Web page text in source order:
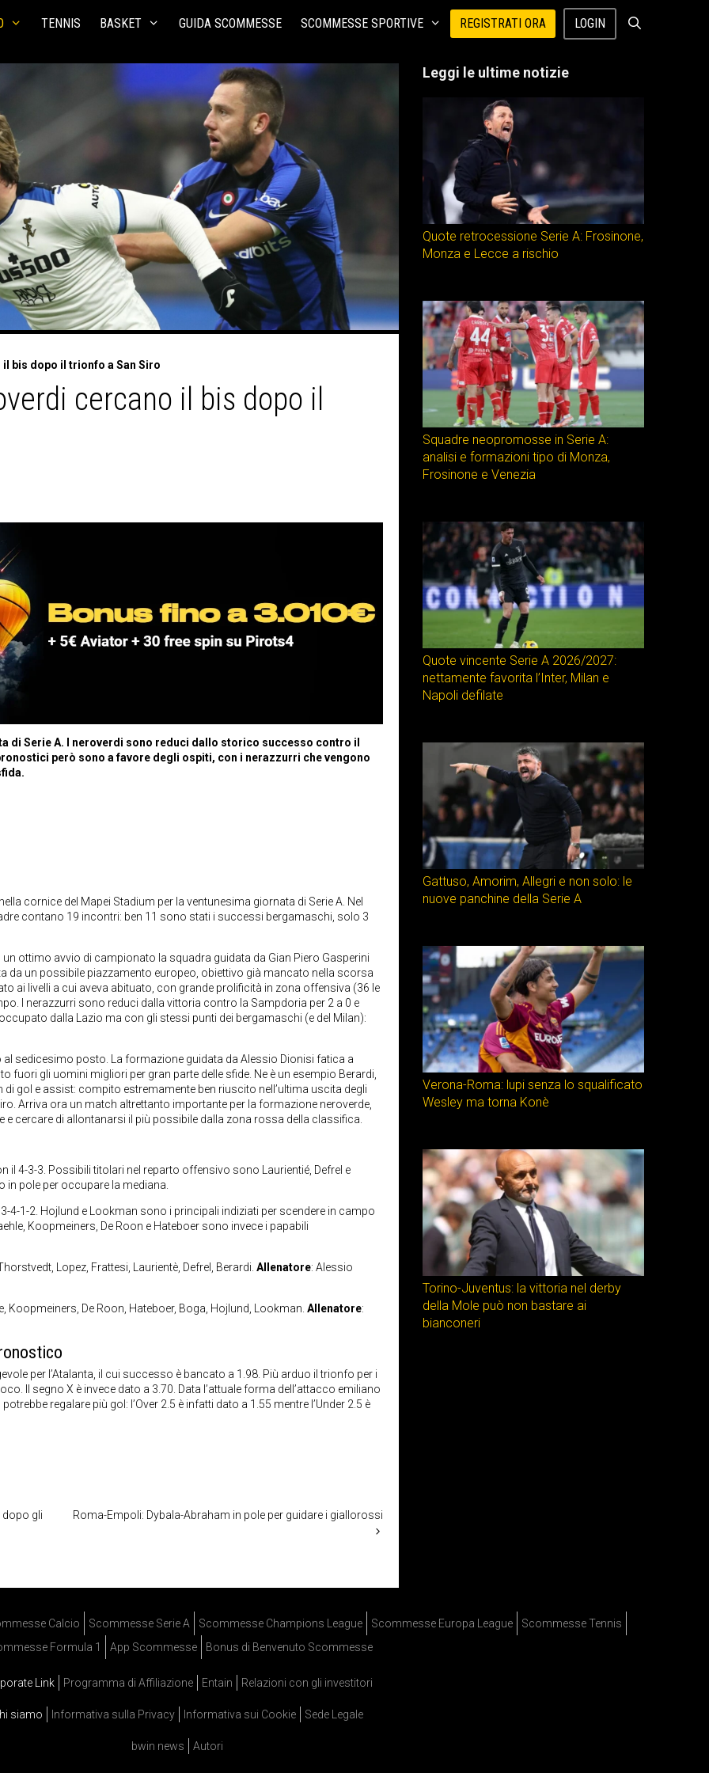
TENNIS BASKET GUIDA SCOMMESSE SCOMMESSE SPORTIVE REGISTRATI ORA LOGIN
bis dopo il trionfo a San Siro
cercano il bis dopo il
di Serie A. I neroverdi sono reduci dallo storico successo contro il
però sono a favore degli ospiti, con i nerazzurri che vengono
cornice del Mapei Stadium per la ventunesima giornata di Serie A. Nel
contano 19 incontri: ben 11 sono stati i successi bergamaschi, solo 3
ottimo avvio di campionato la squadra guidata da Gian Piero Gasperini
da un possibile piazzamento europeo, obiettivo già mancato nella scorsa
ai livelli a cui aveva abituato, con grande prolificità in zona offensiva (36 le
I nerazzurri sono reduci dalla vittoria contro la Sampdoria per 2 a 0 e
dalla Lazio ma con gli stessi punti dei bergamaschi (e del Milan):
sedicesimo posto. La formazione guidata da Alessio Dionisi fatica a
gli uomini migliori per gran parte delle sfide. Ne è un esempio Berardi,
gol e assist: compito estremamente ben riuscito nell’ultima uscita degli
Arriva ora un match altrettanto importante per la formazione neroverde,
cercare di allontanarsi il più possibile dalla zona rossa della classifica.
4-3-3. Possibili titolari nel reparto offensivo sono Laurientié, Defrel e
pole per occupare la mediana.
4-1-2. Hojlund e Lookman sono i principali indiziati per scendere in campo
Koopmeiners, De Roon e Hateboer sono invece i papabili
Lopez, Frattesi, Laurientè, Defrel, Berardi. Allenatore: Alessio
Koopmeiners, De Roon, Hateboer, Boga, Hojlund, Lookman. Allenatore:
per l’Atalanta, il cui successo è bancato a 1.98. Più arduo il trionfo per i
Il segno X è invece dato a 3.70. Data l’attuale forma dell’attacco emiliano
regalare più gol: l’Over 2.5 è infatti dato a 1.55 mentre l’Under 2.5 è
gli
Roma-Empoli: Dybala-Abraham in pole per guidare i giallorossi
Leggi le ultime notizie
Quote retrocessione Serie A: Frosinone,
Monza e Lecce a rischio
Squadre neopromosse in Serie A:
analisi e formazioni tipo di Monza,
Frosinone e Venezia
Quote vincente Serie A 2026/2027:
nettamente favorita l’Inter, Milan e
Napoli defilate
Gattuso, Amorim, Allegri e non solo: le
nuove panchine della Serie A
Verona-Roma: lupi senza lo squalificato
Wesley ma torna Konè
Torino-Juventus: la vittoria nel derby
della Mole può non bastare ai
bianconeri
Calcio Scommesse Serie A Scommesse Champions League Scommesse Europa League
Scommesse Tennis
Formula 1
App Scommesse Bonus di Benvenuto Scommesse
Link Programma di Affiliazione Entain Relazioni con gli investitori
siamo Informativa sulla Privacy Informativa sui Cookie Sede Legale
bwin news Autori